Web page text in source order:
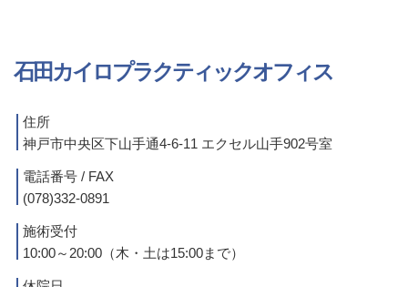
石田カイロプラクティックオフィス
住所
神戸市中央区下山手通4-6-11 エクセル山手902号室
電話番号 / FAX
(078)332-0891
施術受付
10:00～20:00（木・土は15:00まで）